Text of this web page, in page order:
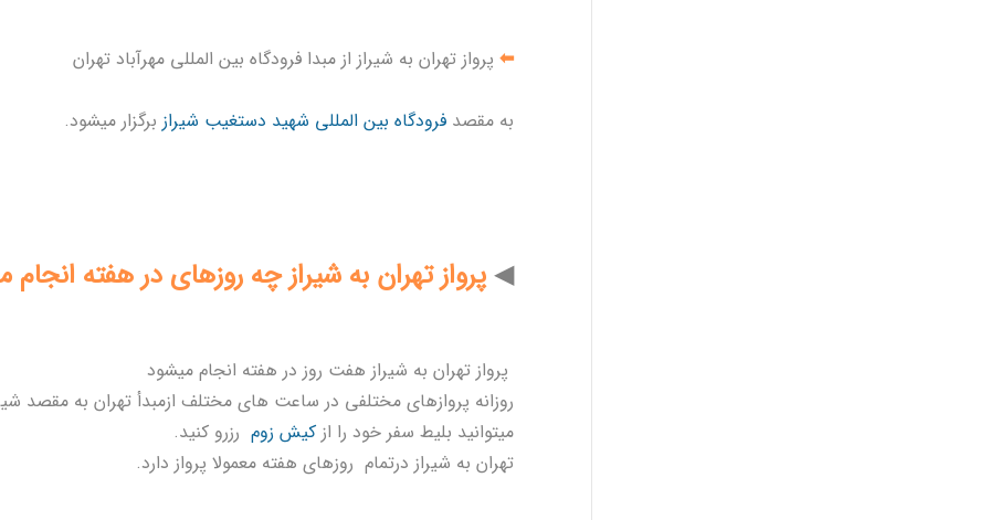
⬅ پرواز تهران به شیراز از مبدا فرودگاه بین المللی مهرآباد تهران
به مقصد فرودگاه بین المللی شهید دستغیب شیراز برگزار میشود.
◀پرواز تهران به شیراز چه روزهای در هفته
پرواز تهران به شیراز هفت روز در هفته انجام میشود
روزانه پروازهای مختلفی در ساعت های مختلف ازمبدأ تهران به مقصد
میتوانید بلیط سفر خود را از کیش زوم رزرو کنید.
تهران به شیراز درتمام روزهای هفته معمولا پرواز دارد.